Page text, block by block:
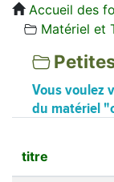
Accueil des
Matériel et
Vous voulez
du matériel
titre